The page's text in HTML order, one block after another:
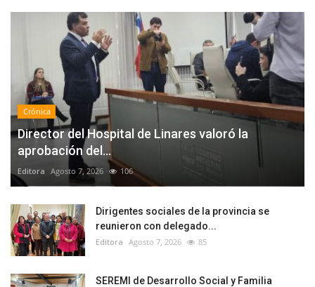
Crónica
Director del Hospital de Linares valoró la
aprobación del...
Editora Agosto 7, 2026 106
Dirigentes sociales de la provincia se
reunieron con delegado...
Editora Agosto 7, 2026 85
SEREMI de Desarrollo Social y Familia